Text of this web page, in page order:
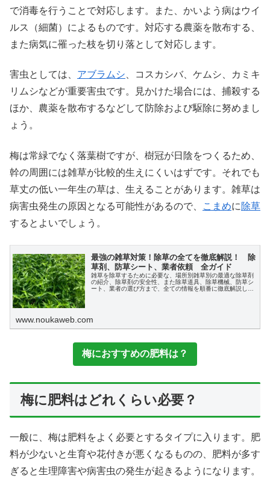
で消毒を行うことで対応します。また、かいよう病はウイ
ルス（細菌）によるものです。対応する農薬を散布する、
また病気に罹った枝を切り落として対応します。
害虫としては、 アブラムシ 、コスカシバ、ケムシ、カミキ
リムシなどが重要害虫です。見かけた場合には、捕殺する
ほか、農薬を散布するなどして防除および駆除に努めまし
ょう。
梅は常緑でなく落葉樹ですが、樹冠が日陰をつくるため、
幹の周囲には雑草が比較的生えにくいはずです。それでも
草丈の低い一年生の草は、生えることがあります。雑草は
病害虫発生の原因となる可能性があるので、
こまめに 除草
するとよいでしょう。
最強の雑草対策！除草の全てを徹底解説！ 除
草剤、防草シート、業者依頼 全ガイド
雑草を除草するために必要な、場所別雑草別の最適な除草剤
の紹介、除草剤の安全性、また除草道具、除草機械、防草シ
ート、業者の選び方まで、全ての情報を順番に徹底解説しま
www.noukaweb.com
梅におすすめの肥料は？
梅に肥料はどれくらい必要？
一般に、梅は肥料をよく必要とするタイプに入ります。肥
料が少ないと生育や花付きが悪くなるものの、肥料が多す
ぎると生理障害や病害虫の発生が起きるようになります。